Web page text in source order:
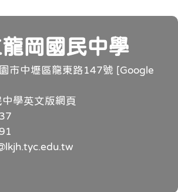
岡國民中學
市中壢區龍東路147號 [Google
學英文版網頁